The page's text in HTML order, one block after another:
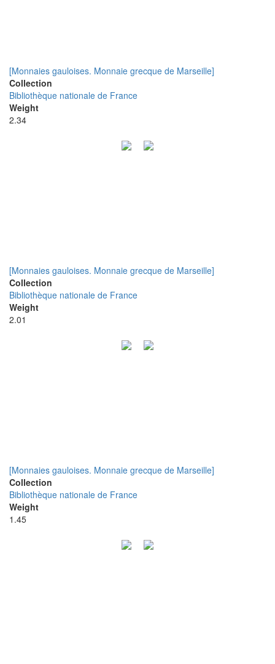
[Monnaies gauloises. Monnaie grecque de Marseille]
Collection
Bibliothèque nationale de France
Weight
2.34
[Monnaies gauloises. Monnaie grecque de Marseille]
Collection
Bibliothèque nationale de France
Weight
2.01
[Monnaies gauloises. Monnaie grecque de Marseille]
Collection
Bibliothèque nationale de France
Weight
1.45